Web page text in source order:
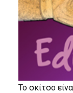
Το σκίτσο